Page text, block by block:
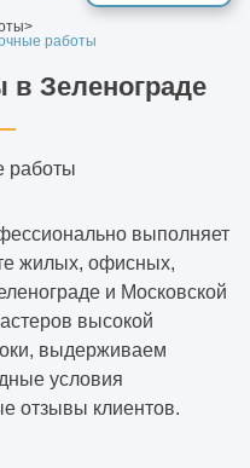
>
работы
Зеленограде
выполняет
жилых, офисных,
и Московской
высокой
выдерживаем
условия
отзывы клиентов.